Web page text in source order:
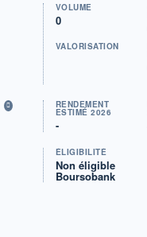
VOLUME
0
VALORISATION
RENDEMENT
ESTIMÉ 2026
-
ÉLIGIBILITÉ
Non éligible
Boursobank